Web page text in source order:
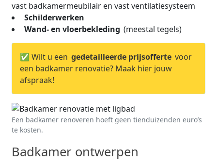
vast badkamermeubilair en vast ventilatiesysteem
Schilderwerken
Wand- en vloerbekleding (meestal tegels)
✅ Wilt u een gedetailleerde prijsofferte voor
een badkamer renovatie? Maak hier jouw
afspraak!
Een badkamer renoveren hoeft geen tienduizenden euro’s
te kosten.
Badkamer ontwerpen